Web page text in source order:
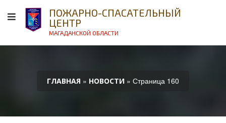
ПОЖАРНО-СПАСАТЕЛЬНЫЙ
ЦЕНТР
МАГАДАНСКОЙ ОБЛАСТИ
ГЛАВНАЯ » НОВОСТИ » Страница 160